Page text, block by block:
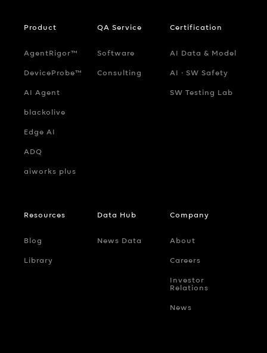
Product
AgentRigor™
DeviceProbe™
AI Agent
blackolive
Edge AI
ADQ
aiworks plus
QA Service
Software
Consulting
Certification
AI Data & Model
AI ‧ SW Safety
SW Testing Lab
Resources
Blog
Library
Data Hub
News Data
Company
About
Careers
Investor
Relations
News